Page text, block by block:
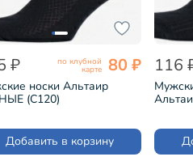
₽ по клубной
карте 80 ₽
носки Альтаир
(С120)
Добавить в корзину
116